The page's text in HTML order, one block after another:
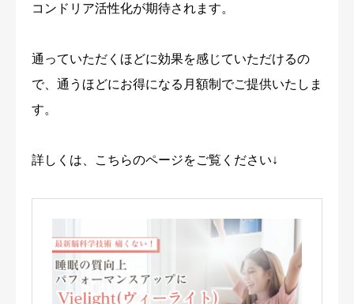
コンドリア活性化が期待されます。
通っていただくほどに効果を感じていただけるの
で、通うほどにお得になる月額制でご提供いたしま
す。
詳しくは、こちらのページをご覧ください↓